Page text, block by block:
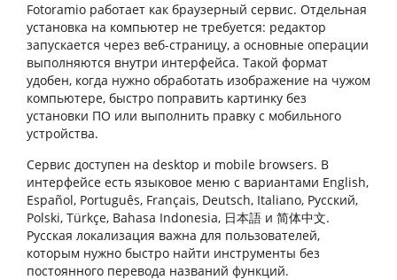
Fotoramio работает как браузерный сервис. Отдельная
установка на компьютер не требуется: редактор
запускается через веб-страницу, а основные операции
выполняются внутри интерфейса. Такой формат
удобен, когда нужно обработать изображение на чужом
компьютере, быстро поправить картинку без
установки ПО или выполнить правку с мобильного
устройства.
Сервис доступен на desktop и mobile browsers. В
интерфейсе есть языковое меню с вариантами English,
Español, Português, Français, Deutsch, Italiano, Русский,
Polski, Türkçe, Bahasa Indonesia, 日本語 и 简体中文.
Русская локализация важна для пользователей,
которым нужно быстро найти инструменты без
постоянного перевода названий функций.